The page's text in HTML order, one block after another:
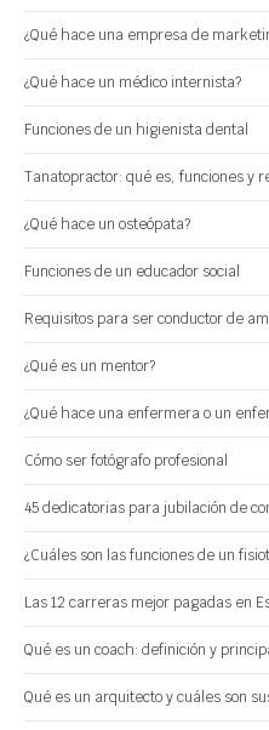
¿Qué hace una empresa de
¿Qué hace un médico internista?
Funciones de un higienista dental
Tanatopractor: qué es, funciones y
¿Qué hace un osteópata?
Funciones de un educador social
Requisitos para ser conductor de
¿Qué es un mentor?
¿Qué hace una enfermera o un
Cómo ser fotógrafo profesional
45 dedicatorias para jubilación de
¿Cuáles son las funciones de un
Las 12 carreras mejor pagadas en
Qué es un coach: definición y
Qué es un arquitecto y cuáles son